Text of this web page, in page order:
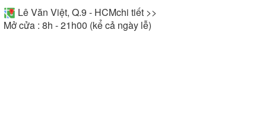
Lê Văn Việt, Q.9 - HCMchi tiết >>
Mở cửa : 8h - 21h00 (kể cả ngày lễ)